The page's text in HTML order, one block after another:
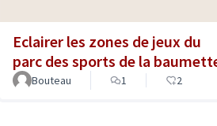
Eclairer les zones de jeux du
parc des sports de la
Bouteau 1 2